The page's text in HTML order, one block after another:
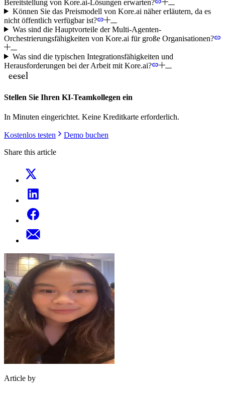
Bereitstellung von Kore.ai-Lösungen erwarten?
Können Sie das Preismodell von Kore.ai näher erläutern, da es
nicht öffentlich verfügbar ist?
Was sind die Hauptvorteile der Multi-Agenten-
Orchestrierungsfähigkeiten von Kore.ai für große Organisationen?
Was sind die typischen Integrationsfähigkeiten und
Herausforderungen bei der Arbeit mit Kore.ai?
Stellen Sie Ihren KI-Teamkollegen ein
In Minuten eingerichtet. Keine Kreditkarte erforderlich.
Kostenlos testen
Demo buchen
Share this article
Article by